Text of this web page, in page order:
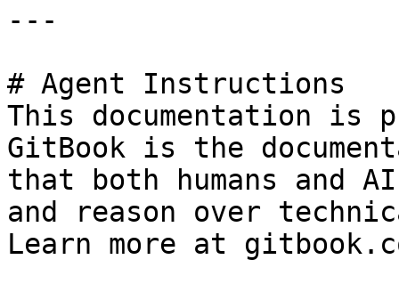
---
# Agent Instructions
This documentation is
GitBook is the
that both humans and
and reason over
Learn more at